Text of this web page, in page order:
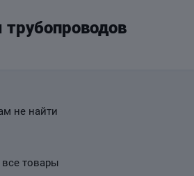
не найти
все товары